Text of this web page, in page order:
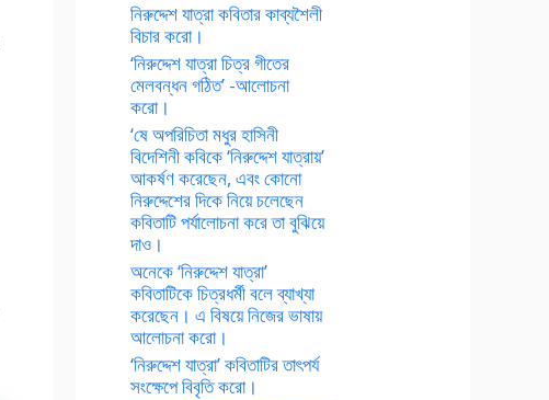
নিরুদ্দেশ যাত্রা কবিতার কাব্যশৈলী
বিচার করো।
‘নিরুদ্দেশ যাত্রা চিত্র গীতের
মেলবন্ধন গঠিত’ -আলোচনা
করো।
‘ষে অপরিচিতা মধুর হাসিনী
বিদেশিনী কবিকে ‘নিরুদ্দেশ যাত্রায়’
আকর্ষণ করেছেন, এবং কোনো
নিরুদ্দেশের দিকে নিয়ে চলেছেন
কবিতাটি পর্যালোচনা করে তা বুঝিয়ে
দাও।
অনেকে ‘নিরুদ্দেশ যাত্রা’
কবিতাটিকে চিত্রধর্মী বলে ব্যাখ্যা
করেছেন। এ বিষয়ে নিজের ভাষায়
আলোচনা করো।
‘নিরুদ্দেশ যাত্রা’ কবিতাটির তাৎপর্য
সংক্ষেপে বিবৃতি করো।